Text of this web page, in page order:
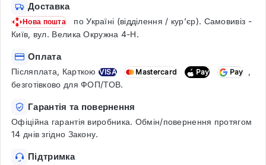
Доставка
Нова пошта
по Україні (відділення / кур’єр). Самовивіз -
Київ, вул. Велика Окружна 4-Н.
Оплата
Післяплата, Карткою VISA Mastercard Pay Pay
,
безготівково для ФОП/ТОВ.
Гарантія та повернення
Офіційна гарантія виробника. Обмін/повернення протягом
14 днів згідно Закону.
Підтримка